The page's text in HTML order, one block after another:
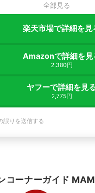
全部見る
楽天市場で詳細を見
Amazonで詳細を見
2,380円
ヤフーで詳細を見
2,775円
誤りを送信する
コーナーガイド